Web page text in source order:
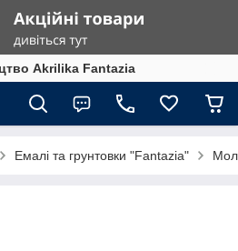
Akrilika Fantazia
Емалі та грунтовки "Fantazia"